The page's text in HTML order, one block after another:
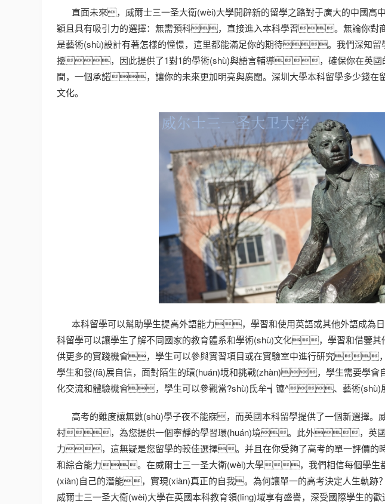
直面未來，威爾士三一圣大衛(wèi)大學開辟新的留學之路對于廣大的中國高
穎且具有吸引力的選擇：無需預科，直接進入本科學習。無論
是藝術(shù)設計有著怎樣的憧憬，這里都能滿足你的期待。我們深知留
擾，因此提供了1對1的學術(shù)與語言輔導，確保你在英國
間，一個承諾，讓你的未來更加明亮與廣闊。深圳大學本科留學多少錢在
文化。
本科留學可以幫助學生提高外語能力，學習和使用英語或其他外語成
科留學可以讓學生了解不同國家的教育體系和學術(shù)文化，學習和借鑒其
供更多的實踐機會，學生可以參與實習項目或在實驗室中進行研究
學生和發(fā)展自信，面對陌生的環(huán)境和挑戰(zhàn)，學生需要學會
化交流和體驗機會，學生可以參觀當?shù)氐牟┪镳^、藝術(shù)展
高考的難度讓無數(shù)學子夜不能寐，而英國本科留學提供了一個新選擇。
村，為您提供一個寧靜的學習環(huán)境。此外，英國的
力，這無疑是您留學的較佳選擇。并且在你受夠了高考的單一評價的
和綜合能力。在威爾士三一圣大衛(wèi)大學，我們相信每個學
(xiàn)自己的潛能，實現(xiàn)真正的自我。為何讓單一的高考決定人生軌跡
威爾士三一圣大衛(wèi)大學在英國本科教育領(lǐng)域享有盛譽，深受國際學生